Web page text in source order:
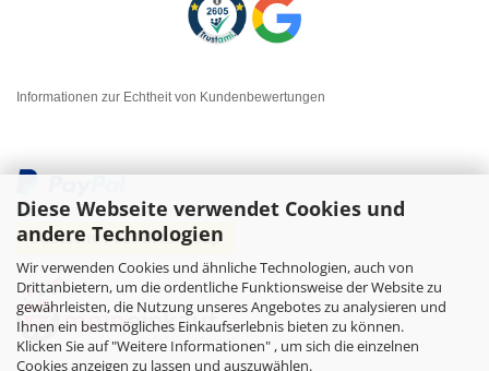
Diese Webseite verwendet Cookies und
andere Technologien
Wir verwenden Cookies und ähnliche Technologien, auch von
Drittanbietern, um die ordentliche Funktionsweise der Website zu
gewährleisten, die Nutzung unseres Angebotes zu analysieren und
Ihnen ein bestmögliches Einkaufserlebnis bieten zu können.
Klicken Sie auf "Weitere Informationen" , um sich die einzelnen
Cookies anzeigen zu lassen und auszuwählen.
Informationen zur Echtheit von Kundenbewertungen